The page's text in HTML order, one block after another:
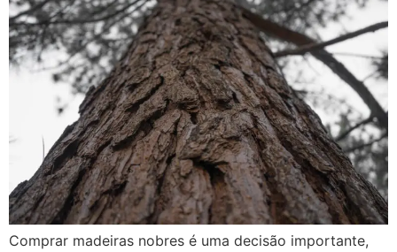
Comprar madeiras nobres é uma decisão importante,